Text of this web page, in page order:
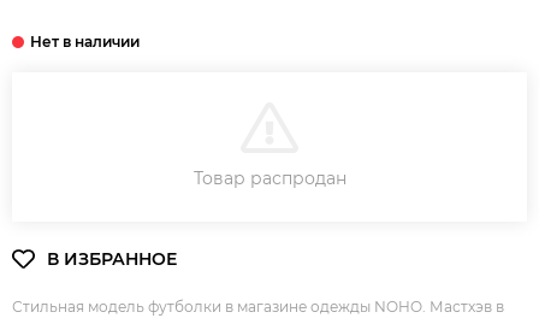
Товар распродан
Стильная модель футболки в магазине одежды NOHO. Мастхэв в